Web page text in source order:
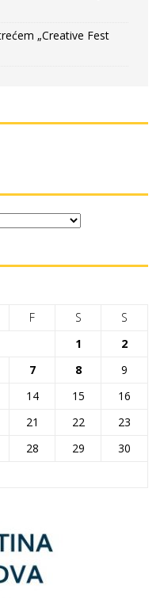
„Creative Fest
F S
S
1
2
7 8
9
14 15
16
21 22
23
28 29
30